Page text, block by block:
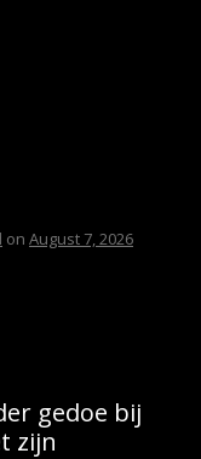
on August 7, 2026
gedoe bij
zijn